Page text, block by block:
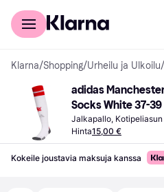
Kuluttajille
Klarna/Shopping/Urheilu ja Ulkoilu/
adidas
Socks White 37-39
Jalkapallo,
Hinta15,00 €
Kokeile joustavia maksuja kanssa